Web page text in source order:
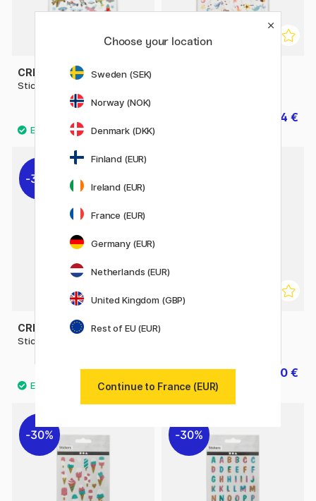
CREATIV COMPANY
Stickers Avion 1 filles
1.54 €
30%
CREATIV COMPANY
Stickers Espace 1 filles
1.54 €
2.20 € 1.40 €
30% 30%
Choose your location
Sweden (SEK)
Norway (NOK)
Denmark (DKK)
Finland (EUR)
Ireland (EUR)
France (EUR)
Germany (EUR)
Netherlands (EUR)
United Kingdom (GBP)
Rest of EU (EUR)
Continue to France (EUR)